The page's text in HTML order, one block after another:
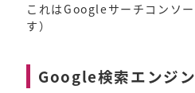
これはGoogleサーチコンソ
す）
Google検索エンジ